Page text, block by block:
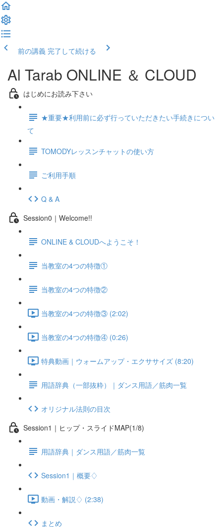
前の講義 完了して続ける
Al Tarab ONLINE ＆ CLOUD
はじめにお読み下さい
★重要★利用前に必ず行っていただきたい手続きについ
て
TOMODYレッスンチャットの使い方
ご利用手順
Q & A
Session0｜Welcome!!
ONLINE & CLOUDへようこそ！
当教室の4つの特徴①
当教室の4つの特徴②
当教室の4つの特徴③ (2:02)
当教室の4つの特徴④ (0:26)
特典動画｜ウォームアップ・エクササイズ (8:20)
用語辞典（一部抜粋）｜ダンス用語／筋肉一覧
オリジナル法則の目次
Session1｜ヒップ・スライドMAP(1/8)
用語辞典｜ダンス用語／筋肉一覧
Session1｜概要♢
動画・解説♢ (2:38)
まとめ